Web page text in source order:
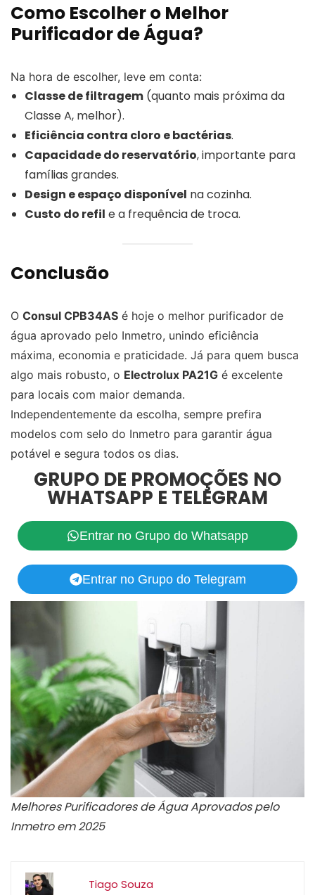
Como Escolher o Melhor
Purificador de Água?
Na hora de escolher, leve em conta:
Classe de filtragem (quanto mais próxima da
Classe A, melhor).
Eficiência contra cloro e bactérias.
Capacidade do reservatório, importante para
famílias grandes.
Design e espaço disponível na cozinha.
Custo do refil e a frequência de troca.
Conclusão
O Consul CPB34AS é hoje o melhor purificador de
água aprovado pelo Inmetro, unindo eficiência
máxima, economia e praticidade. Já para quem busca
algo mais robusto, o Electrolux PA21G é excelente
para locais com maior demanda.
Independentemente da escolha, sempre prefira
modelos com selo do Inmetro para garantir água
potável e segura todos os dias.
GRUPO DE PROMOÇÕES NO
WHATSAPP E TELEGRAM
Entrar no Grupo do Whatsapp
Entrar no Grupo do Telegram
Melhores Purificadores de Água Aprovados pelo
Inmetro em 2025
Tiago Souza